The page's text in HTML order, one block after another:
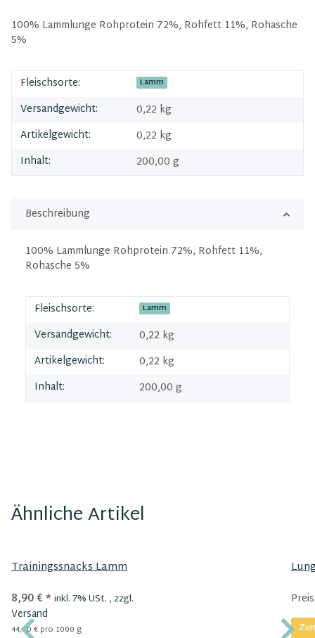
100% Lammlunge Rohprotein 72%, Rohfett 11%, Rohasche
5%
Fleischsorte: Lamm
Versandgewicht:
0,22 kg
Artikelgewicht:
0,22 kg
Inhalt:
200,00 g
Beschreibung
100% Lammlunge Rohprotein 72%, Rohfett 11%,
Rohasche 5%
Fleischsorte: Lamm
Versandgewicht:
0,22 kg
Artikelgewicht:
0,22 kg
Inhalt:
200,00 g
Ähnliche Artikel
Trainingssnacks Lamm
8,90 €* inkl. 7% USt. , zzgl.
Versand
44,50 € pro 1000 g